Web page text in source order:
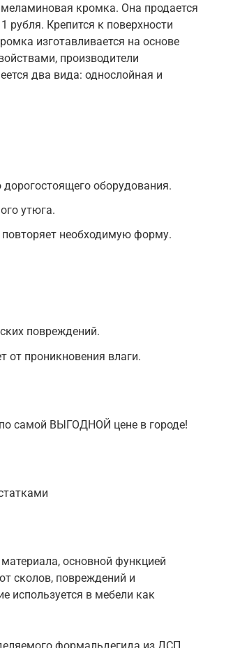
кромка. Она продается
рубля. Крепится к поверхности
изготавливается на основе
производители
два вида: однослойная и
дорогостоящего оборудования.
утюга.
повторяет необходимую форму.
повреждений.
от проникновения влаги.
самой ВЫГОДНОЙ цене в городе!
основной функцией
сколов, повреждений и
используется в мебели как
формальдегида из ДСП